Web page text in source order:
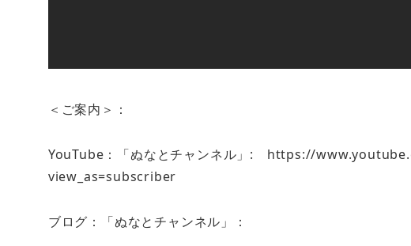
＜ご案内＞：
YouTube：「ぬなとチャンネル」: https://
view_as=subscriber
ブログ：「ぬなとチャンネル」：